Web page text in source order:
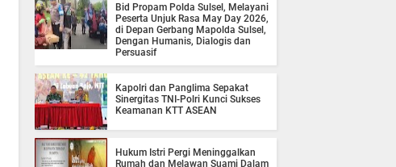
Bid Propam Polda Sulsel, Melayani
Peserta Unjuk Rasa May Day 2026,
di Depan Gerbang Mapolda Sulsel,
Dengan Humanis, Dialogis dan
Persuasif
Kapolri dan Panglima Sepakat
Sinergitas TNI-Polri Kunci Sukses
Keamanan KTT ASEAN
Hukum Istri Pergi Meninggalkan
Rumah dan Melawan Suami Dalam